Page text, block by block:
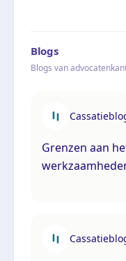
Blogs
Blogs van
Grenzen aan